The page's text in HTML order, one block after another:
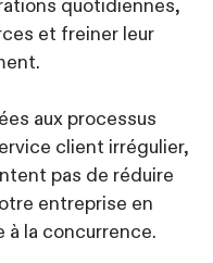
quotidiennes,
et freiner leur
aux processus
client irrégulier,
pas de réduire
entreprise en
à la concurrence.